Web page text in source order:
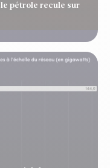
pétrole recule sur